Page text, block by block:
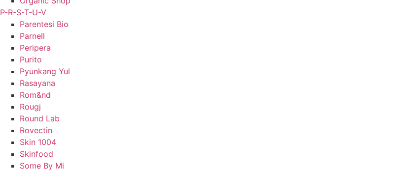
P-R-S-T-U-V
Parentesi Bio
Parnell
Peripera
Purito
Pyunkang Yul
Rasayana
Rom&nd
Rougj
Round Lab
Rovectin
Skin 1004
Skinfood
Some By Mi